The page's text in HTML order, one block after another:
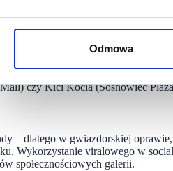
Odmowa
są oferty i inicjatywy
cyklicznie pojawiają się programy
Hello Summer w Poznań Plaza czy
są wydarzenia organizowane
wydania słynnej gry
czy Kici Kocia (Sosnowiec
– dlatego w gwiazdorskiej
Wykorzystanie viralowego w
społecznościowych galerii.